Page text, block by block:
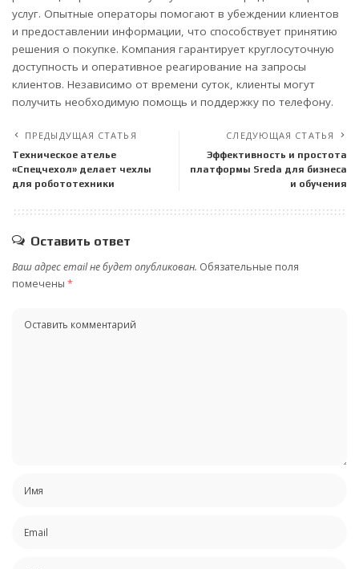
услуг. Опытные операторы помогают в убеждении клиентов
и предоставлении информации, что способствует принятию
решения о покупке. Компания гарантирует круглосуточную
доступность и оперативное реагирование на запросы
клиентов. Независимо от времени суток, клиенты могут
получить необходимую помощь и поддержку по телефону.
ПРЕДЫДУЩАЯ СТАТЬЯ
Техническое ателье
«Спецчехол» делает чехлы
для робототехники
СЛЕДУЮЩАЯ СТАТЬЯ
Эффективность и простота
платформы Sreda для бизнеса
и обучения
Оставить ответ
Ваш адрес email не будет опубликован. Обязательные поля
помечены *